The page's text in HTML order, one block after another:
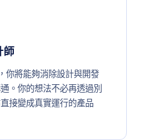
師
你將能夠消除設計與開發
。你的想法不必再透過別
接變成真實運行的產品